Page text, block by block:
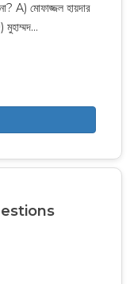
A) মোফাজ্জল হায়দার